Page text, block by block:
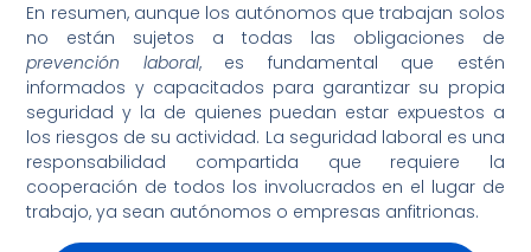
En resumen, aunque los autónomos que trabajan solos
no están sujetos a todas las obligaciones de
prevención laboral, es fundamental que estén
informados y capacitados para garantizar su propia
seguridad y la de quienes puedan estar expuestos a
los riesgos de su actividad. La seguridad laboral es una
responsabilidad compartida que requiere la
cooperación de todos los involucrados en el lugar de
trabajo, ya sean autónomos o empresas anfitrionas.